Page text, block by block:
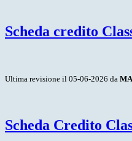
Scheda credito
Ultima revisione il 05-06-2026 da
Scheda Credito